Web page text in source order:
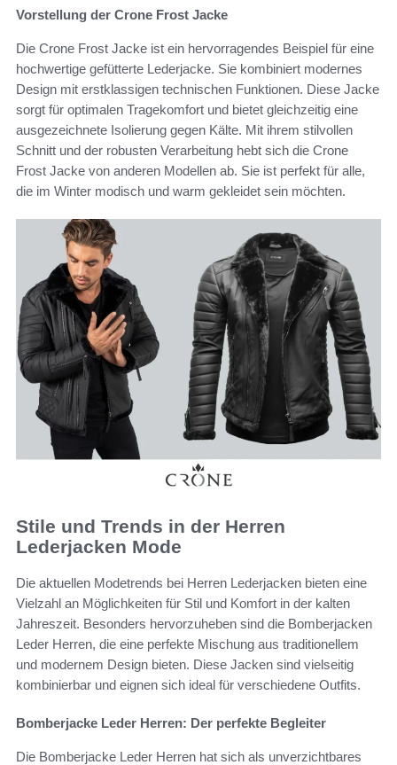
Vorstellung der Crone Frost Jacke
Die Crone Frost Jacke ist ein hervorragendes Beispiel für eine
hochwertige gefütterte Lederjacke. Sie kombiniert modernes
Design mit erstklassigen technischen Funktionen. Diese Jacke
sorgt für optimalen Tragekomfort und bietet gleichzeitig eine
ausgezeichnete Isolierung gegen Kälte. Mit ihrem stilvollen
Schnitt und der robusten Verarbeitung hebt sich die Crone
Frost Jacke von anderen Modellen ab. Sie ist perfekt für alle,
die im Winter modisch und warm gekleidet sein möchten.
Stile und Trends in der Herren
Lederjacken Mode
Die aktuellen Modetrends bei Herren Lederjacken bieten eine
Vielzahl an Möglichkeiten für Stil und Komfort in der kalten
Jahreszeit. Besonders hervorzuheben sind die Bomberjacken
Leder Herren, die eine perfekte Mischung aus traditionellem
und modernem Design bieten. Diese Jacken sind vielseitig
kombinierbar und eignen sich ideal für verschiedene Outfits.
Bomberjacke Leder Herren: Der perfekte Begleiter
Die Bomberjacke Leder Herren hat sich als unverzichtbares